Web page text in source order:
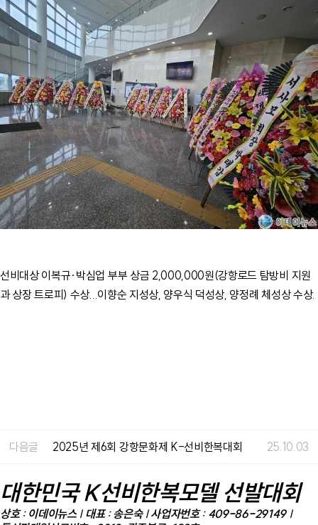
선비대상 이복규·박심업 부부 상금 2,000,000원(강항로드 탐방비 지원
과 상장 트로피) 수상...이향순 지성상, 양우식 덕성상, 양정례 체성상 수상.
다음글 2025년 제6회 강항문화제 K-선비한복대회 25.10.03
대한민국 K선비한복모델 선발대회
상호 : 이데이뉴스 | 대표 : 송은숙 | 사업자번호 : 409-86-29149 |